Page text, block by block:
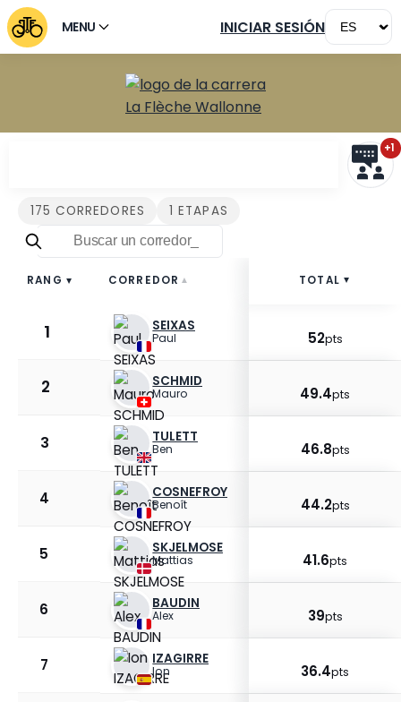
MENU INICIAR SESIÓN
+1
Corredores La Flèche
175 CORREDORES 1 ETAPAS
RANG ▲ CORREDOR ▲ TOTAL ▲
1 SEIXAS
Paul 52pts
2 SCHMID
Mauro 49.4pts
3 TULETT
Ben 46.8pts
4 COSNEFROY
Benoît 44.2pts
5 SKJELMOSE
Mattias 41.6pts
6 BAUDIN
Alex 39pts
7 IZAGIRRE
Ion 36.4pts